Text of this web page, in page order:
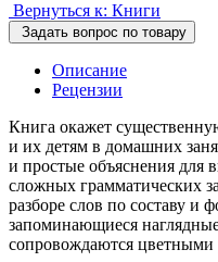
Вернуться к: Книги
Задать вопрос по товару
Описание
Рецензии
Книга окажет
и их детям в домашних
и простые объяснения
сложных грамматических
разборе слов по составу и
запоминающиеся
сопровождаются цветными